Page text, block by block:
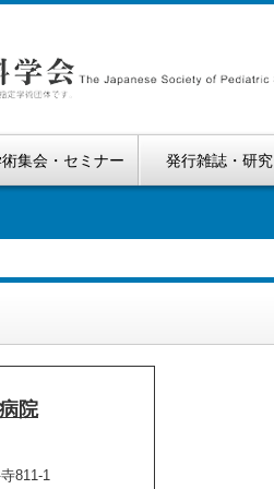
集会・セミナー 発行雑誌・研究
院
811-1